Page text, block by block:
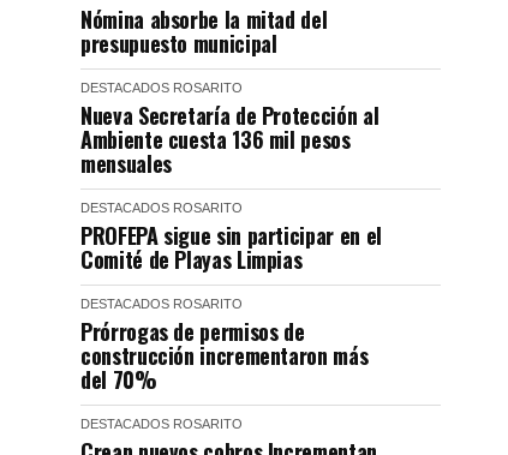
Nómina absorbe la mitad del
presupuesto municipal
DESTACADOS ROSARITO
Nueva Secretaría de Protección al
Ambiente cuesta 136 mil pesos
mensuales
DESTACADOS ROSARITO
PROFEPA sigue sin participar en el
Comité de Playas Limpias
DESTACADOS ROSARITO
Prórrogas de permisos de
construcción incrementaron más
del 70%
DESTACADOS ROSARITO